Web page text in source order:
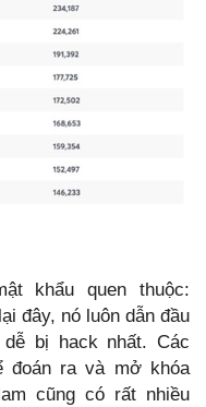
khẩu quen thuộc:
đây, nó luôn dẫn đầu
bị hack nhất. Các
đoán ra và mở khóa
cũng có rất nhiều